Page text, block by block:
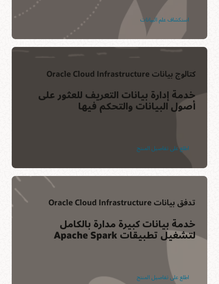
استكشاف علم البيانات
كتالوج بيانات Oracle Cloud Infrastructure
خدمة إدارة بيانات التعريف للعثور على
أصول البيانات والتحكم فيها
اطلع على تفاصيل المنتج
تدفق بيانات Oracle Cloud Infrastructure
خدمة بيانات كبيرة مدارة بالكامل
لتشغيل تطبيقات Apache Spark
اطلع على تفاصيل المنتج